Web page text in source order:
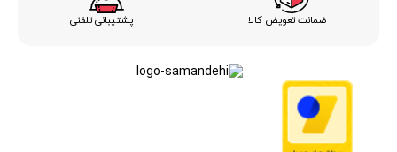
ضمانت تعویض کالا پشتیبانی تلفنی